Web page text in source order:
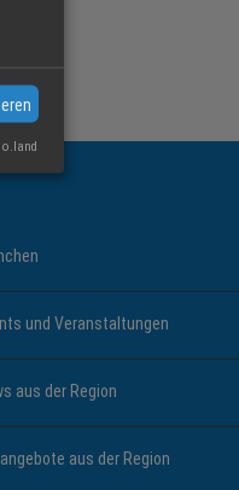
und Veranstaltungen
aus der Region
aus der Region